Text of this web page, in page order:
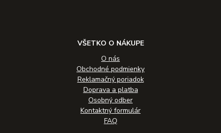
VŠETKO O NÁKUPE
O nás
Obchodné podmienky
Reklamačný poriadok
Doprava a platba
Osobný odber
Kontaktný formulár
FAQ